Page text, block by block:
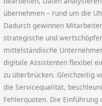
übernehmen – rund um die
Dadurch gewinnen
strategische und
mittelständische
digitale Assistenten flexibel
zu überbrücken. Gleichzeitig
die Servicequalität,
Fehlerquoten. Die